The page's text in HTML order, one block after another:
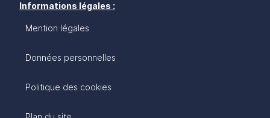
Informations légales :
Mention légales
Données personnelles
Politique des cookies